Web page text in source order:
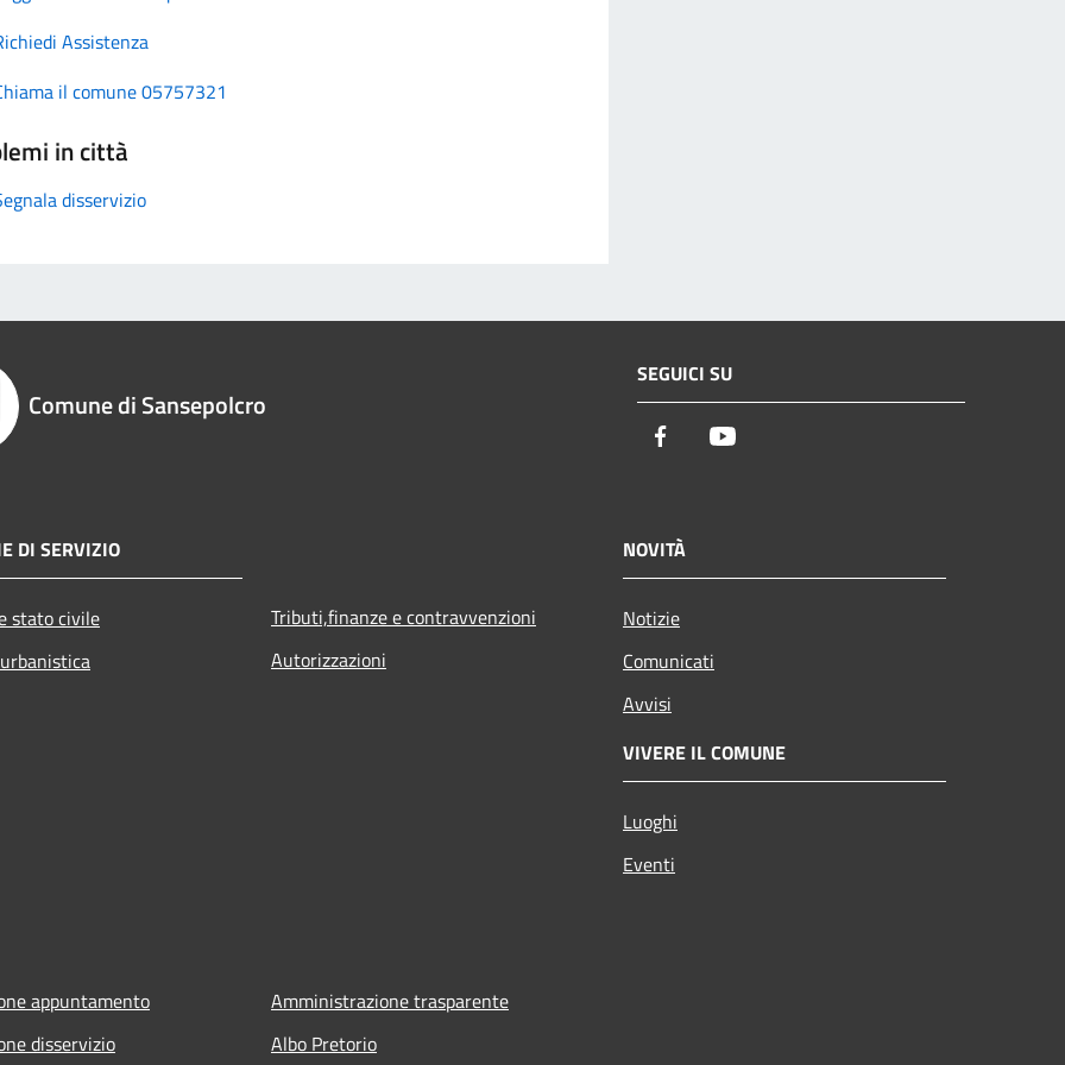
Assistenza
il comune 05757321
in città
disservizio
Comune di Sansepolcro
SEGUICI SU
Facebook
DI SERVIZIO
stato civile
Tributi,finanze e contravvenzioni
Autorizzazioni
NOVITÀ
Notizie
Comunicati
Avvisi
VIVERE IL COMUNE
Luoghi
Eventi
appuntamento
disservizio
Amministrazione trasparente
Albo Pretorio